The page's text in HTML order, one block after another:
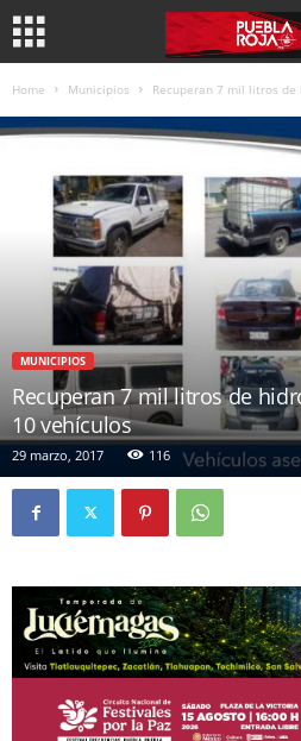
Home Municipios Recuperan 7 mil litros
MUNICIPIOS
Recuperan 7 mil litros de
10 vehículos
29 marzo, 2017 116